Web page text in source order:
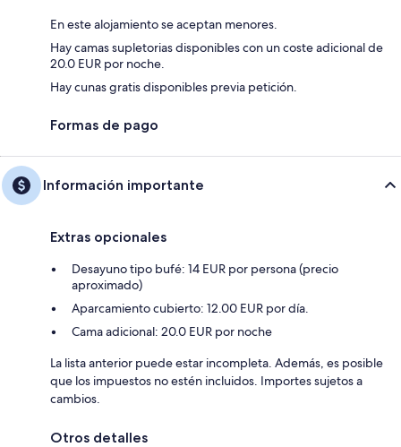
En este alojamiento se aceptan menores.
Hay camas supletorias disponibles con un coste adicional de
20.0 EUR por noche.
Hay cunas gratis disponibles previa petición.
Formas de pago
Información importante
Extras opcionales
Desayuno tipo bufé: 14 EUR por persona (precio
aproximado)
Aparcamiento cubierto: 12.00 EUR por día.
Cama adicional: 20.0 EUR por noche
La lista anterior puede estar incompleta. Además, es posible
que los impuestos no estén incluidos. Importes sujetos a
cambios.
Otros detalles